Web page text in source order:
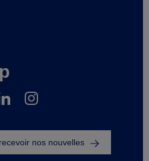
nos nouvelles